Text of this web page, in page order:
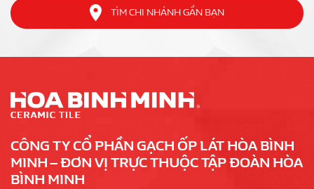
TÌM CHI NHÁNH GẦN BẠN
CÔNG TY CỔ PHẦN GẠCH ỐP LÁT HÒA BÌNH
MINH – ĐƠN VỊ TRỰC THUỘC TẬP ĐOÀN HÒA
BÌNH MINH